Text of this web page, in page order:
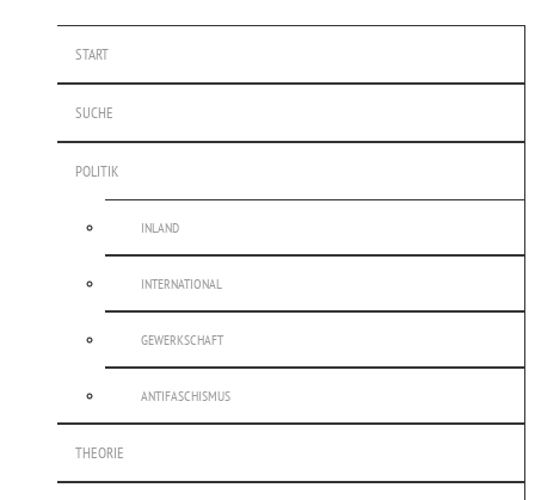
START
SUCHE
POLITIK
INLAND
INTERNATIONAL
GEWERKSCHAFT
ANTIFASCHISMUS
THEORIE